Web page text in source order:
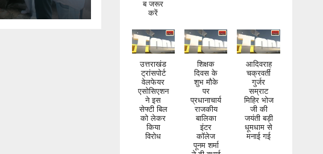
करें
उत्तराखंड
ट्रांसपोर्ट
वेलफेयर
एसोसिएशन
ने इस
सेफ्टी बिल
को लेकर
किया
विरोध
शिक्षक
दिवस के
शुभ मौके
पर
प्रधानाचार्य
राजकीय
बालिका
इंटर
कॉलेज
पूनम शर्मा
ने दी बधाई
आदिवराह
चक्रवर्ती
गुर्जर
सम्राट
मिहिर भोज
जी की
जयंती बड़ी
धूमधाम से
मनाई गई